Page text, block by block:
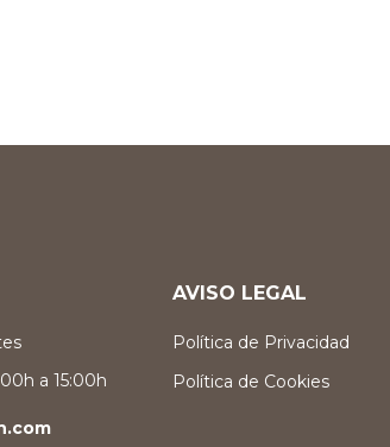
a 15:00h
AVISO LEGAL
Política de Privacidad
Política de Cookies